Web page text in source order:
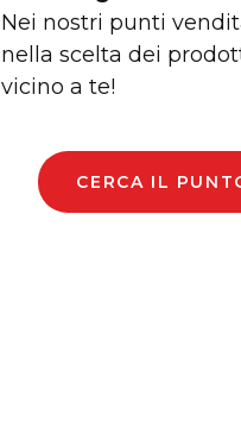
Nei nostri punti
nella scelta dei
vicino a te!
CERCA IL